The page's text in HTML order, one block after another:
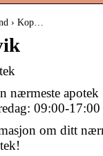
› Kop…
nærmeste
09:00-17:00
om ditt